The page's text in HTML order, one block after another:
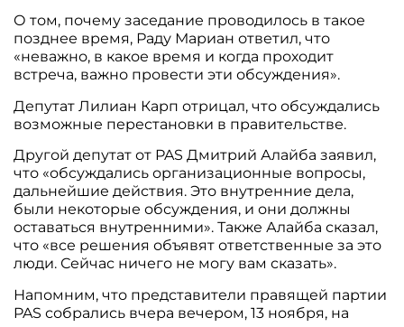
О том, почему заседание проводилось в такое
позднее время, Раду Мариан ответил, что
«неважно, в какое время и когда проходит
встреча, важно провести эти обсуждения».
Депутат Лилиан Карп отрицал, что обсуждались
возможные перестановки в правительстве.
Другой депутат от PAS Дмитрий Алайба заявил,
что «обсуждались организационные вопросы,
дальнейшие действия. Это внутренние дела,
были некоторые обсуждения, и они должны
оставаться внутренними». Также Алайба сказал,
что «все решения объявят ответственные за это
люди. Сейчас ничего не могу вам сказать».
Напомним, что представители правящей партии
PAS собрались вчера вечером, 13 ноября, на